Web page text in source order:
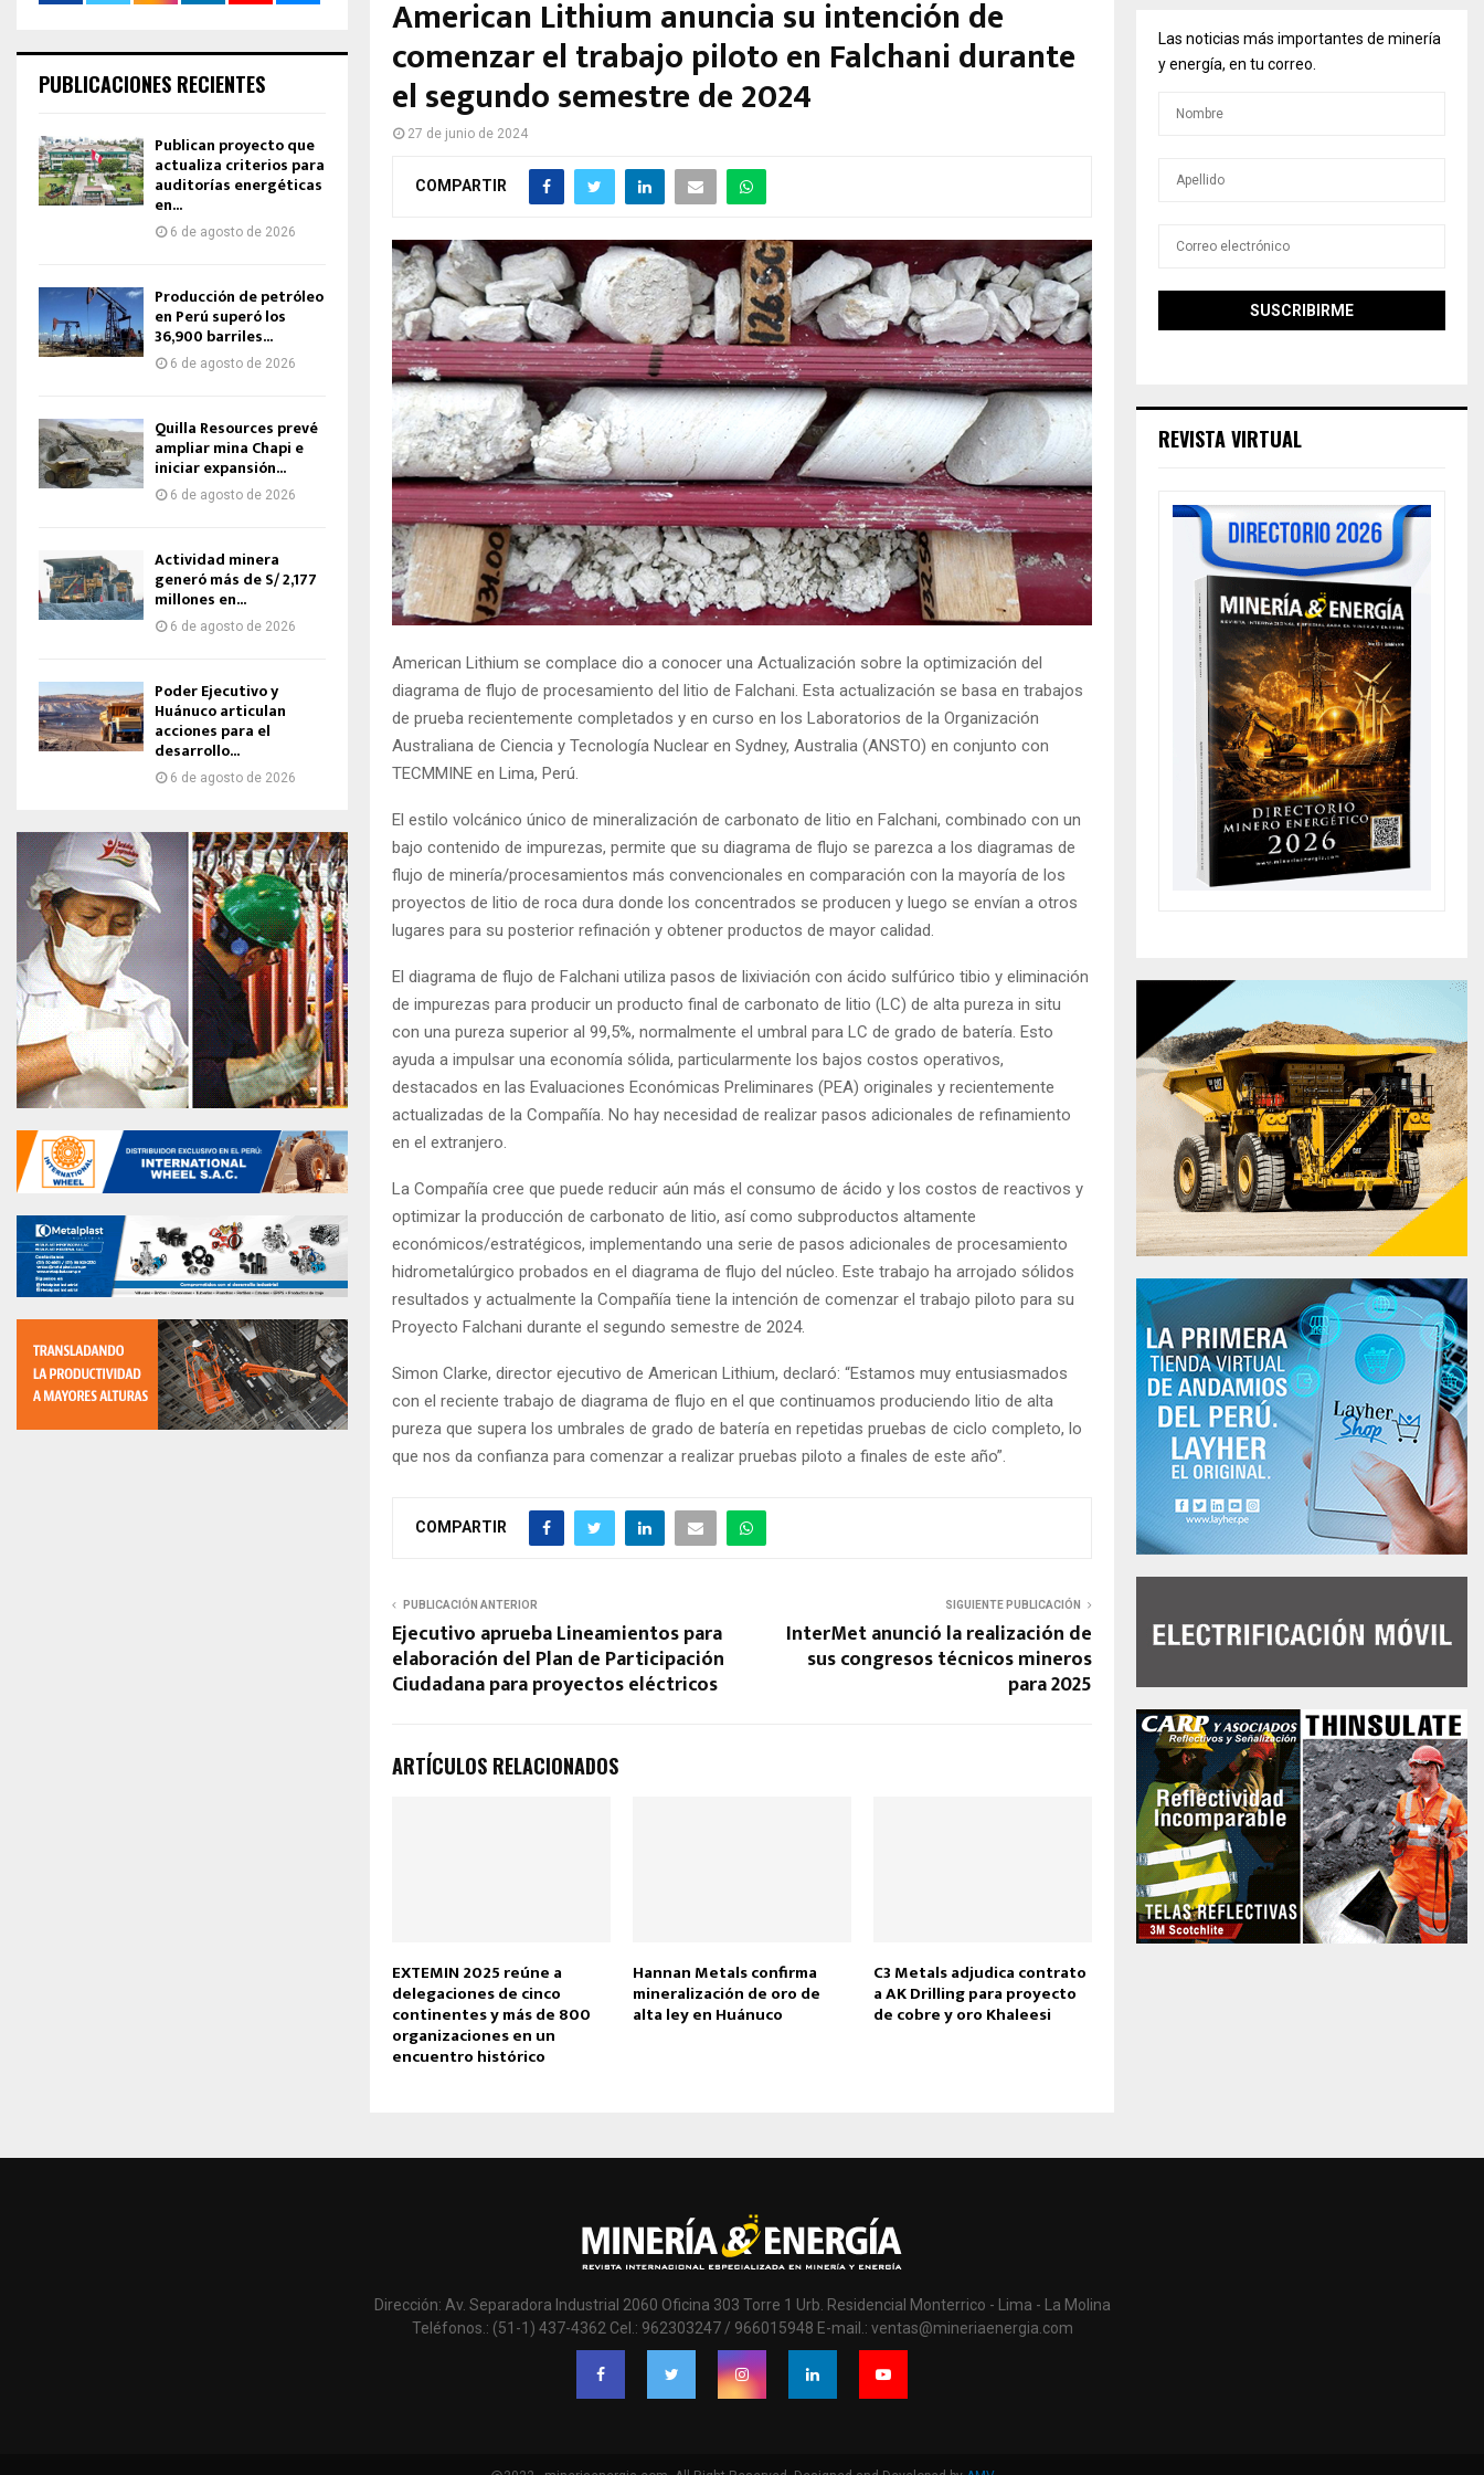
American Lithium anuncia su intención de
comenzar el trabajo piloto en Falchani durante
el segundo semestre de 2024
27 de junio de 2024
COMPARTIR
American Lithium se complace dio a conocer una Actualización sobre la optimización del
diagrama de flujo de procesamiento del litio de Falchani. Esta actualización se basa en trabajos
de prueba recientemente completados y en curso en los Laboratorios de la Organización
Australiana de Ciencia y Tecnología Nuclear en Sydney, Australia (ANSTO) en conjunto con
TECMMINE en Lima, Perú.
El estilo volcánico único de mineralización de carbonato de litio en Falchani, combinado con un
bajo contenido de impurezas, permite que su diagrama de flujo se parezca a los diagramas de
flujo de minería/procesamientos más convencionales en comparación con la mayoría de los
proyectos de litio de roca dura donde los concentrados se producen y luego se envían a otros
lugares para su posterior refinación y obtener productos de mayor calidad.
El diagrama de flujo de Falchani utiliza pasos de lixiviación con ácido sulfúrico tibio y eliminación
de impurezas para producir un producto final de carbonato de litio (LC) de alta pureza in situ
con una pureza superior al 99,5%, normalmente el umbral para LC de grado de batería. Esto
ayuda a impulsar una economía sólida, particularmente los bajos costos operativos,
destacados en las Evaluaciones Económicas Preliminares (PEA) originales y recientemente
actualizadas de la Compañía. No hay necesidad de realizar pasos adicionales de refinamiento
en el extranjero.
La Compañía cree que puede reducir aún más el consumo de ácido y los costos de reactivos y
optimizar la producción de carbonato de litio, así como subproductos altamente
económicos/estratégicos, implementando una serie de pasos adicionales de procesamiento
hidrometalúrgico probados en el diagrama de flujo del núcleo. Este trabajo ha arrojado sólidos
resultados y actualmente la Compañía tiene la intención de comenzar el trabajo piloto para su
Proyecto Falchani durante el segundo semestre de 2024.
Simon Clarke, director ejecutivo de American Lithium, declaró: “Estamos muy entusiasmados
con el reciente trabajo de diagrama de flujo en el que continuamos produciendo litio de alta
pureza que supera los umbrales de grado de batería en repetidas pruebas de ciclo completo, lo
que nos da confianza para comenzar a realizar pruebas piloto a finales de este año”.
COMPARTIR
PUBLICACIÓN ANTERIOR
Ejecutivo aprueba Lineamientos para
elaboración del Plan de Participación
Ciudadana para proyectos eléctricos
SIGUIENTE PUBLICACIÓN
InterMet anunció la realización de
sus congresos técnicos mineros
para 2025
ARTÍCULOS RELACIONADOS
EXTEMIN 2025 reúne a
delegaciones de cinco
continentes y más de 800
organizaciones en un
encuentro histórico
Hannan Metals confirma
mineralización de oro de
alta ley en Huánuco
C3 Metals adjudica contrato
a AK Drilling para proyecto
de cobre y oro Khaleesi
PUBLICACIONES RECIENTES
Publican proyecto que
actualiza criterios para
auditorías energéticas
en...
6 de agosto de 2026
Producción de petróleo
en Perú superó los
36,900 barriles...
6 de agosto de 2026
Quilla Resources prevé
ampliar mina Chapi e
iniciar expansión...
6 de agosto de 2026
Actividad minera
generó más de S/ 2,177
millones en...
6 de agosto de 2026
Poder Ejecutivo y
Huánuco articulan
acciones para el
desarrollo...
6 de agosto de 2026
Las noticias más importantes de minería
y energía, en tu correo.
REVISTA VIRTUAL
Dirección: Av. Separadora Industrial 2060 Oficina 303 Torre 1 Urb. Residencial Monterrico - Lima - La Molina
Teléfonos.: (51-1) 437-4362 Cel.: 962303247 / 966015948 E-mail.: ventas@mineriaenergia.com